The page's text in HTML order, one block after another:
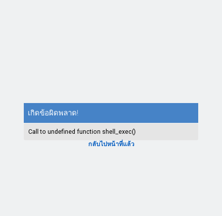
เกิดข้อผิดพลาด!
Call to undefined function shell_exec()
กลับไปหน้าที่แล้ว